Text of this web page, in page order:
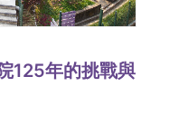
125年的挑戰與